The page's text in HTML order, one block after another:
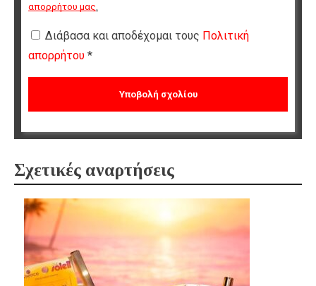
απορρήτου μας
Διάβασα και αποδέχομαι τους Πολιτική
απορρήτου *
Σχετικές αναρτήσεις